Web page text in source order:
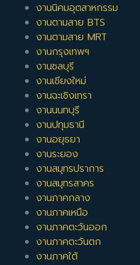
งานนิคมอุตสาหกรรม
งานตามสาย BTS
งานตามสาย MRT
งานกรุงเทพฯ
งานชลบุรี
งานเชียงใหม่
งานฉะเชิงเทรา
งานนนทบุรี
งานปทุมธานี
งานอยุธยา
งานระยอง
งานสมุทรปราการ
งานสมุทรสาคร
งานภาคกลาง
งานภาคเหนือ
งานภาคตะวันออก
งานภาคตะวันตก
งานภาคใต้